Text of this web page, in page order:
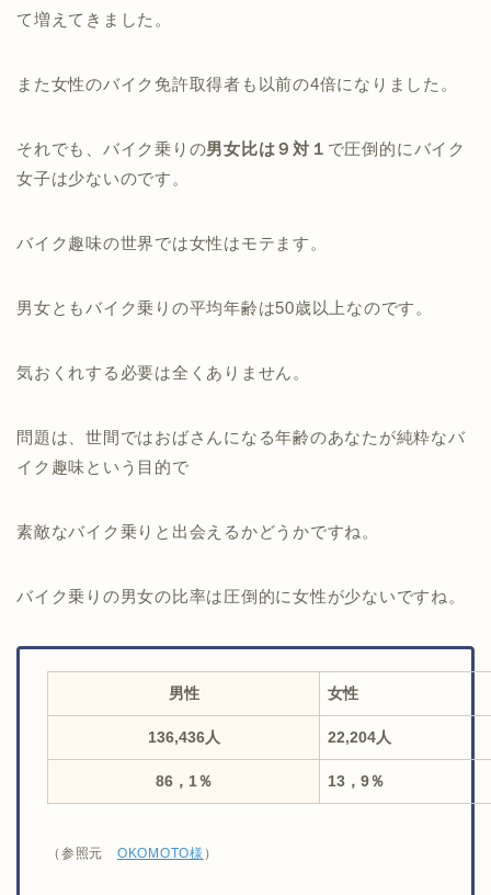
て増えてきました。
また女性のバイク免許取得者も以前の4倍になりました。
それでも、バイク乗りの男女比は９対１ で圧倒的にバイク
女子は少ないのです。
バイク趣味の世界では女性はモテます。
男女ともバイク乗りの平均年齢は50歳以上なのです。
気おくれする必要は全くありません。
問題は、世間ではおばさんになる年齢のあなたが純粋なバ
イク趣味という目的で
素敵なバイク乗りと出会えるかどうかですね。
バイク乗りの男女の比率は圧倒的に女性が少ないですね。
男性 女性
136,436人 22,204人
86，1％ 13，9％
（参照元 OKOMOTO様 ）